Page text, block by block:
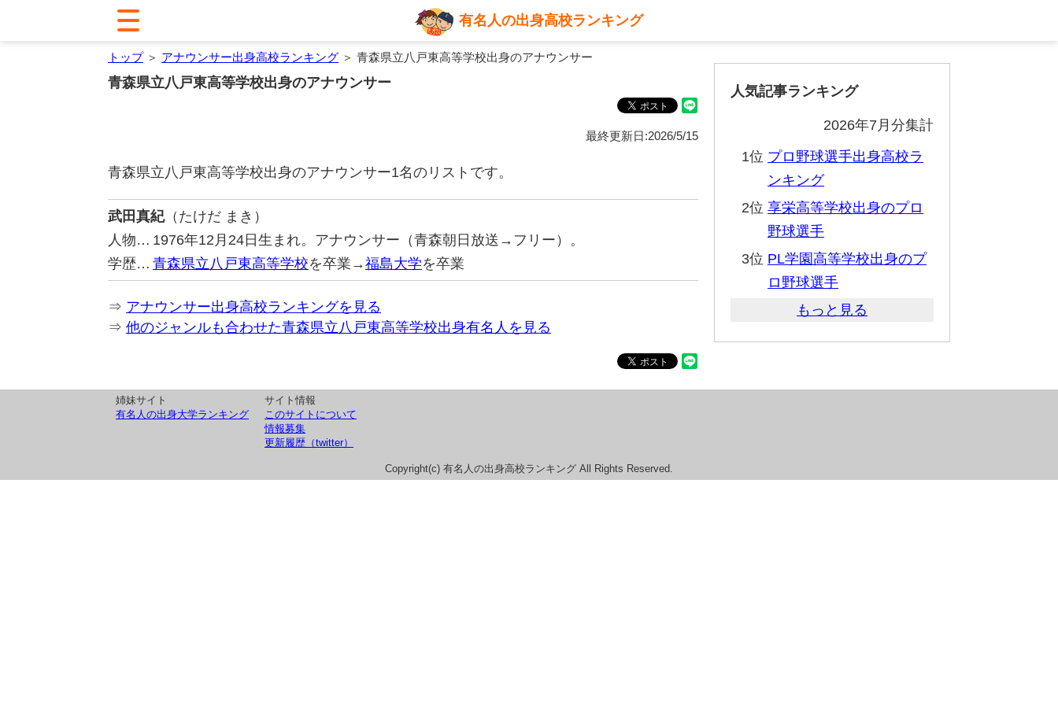
有名人の出身高校ランキング
トップ＞ アナウンサー出身高校ランキング ＞ 青森県立八戸東高等学校出身のアナウンサー
青森県立八戸東高等学校出身のアナウンサー
最終更新日:2026/5/15
青森県立八戸東高等学校出身のアナウンサー1名のリストです。
武田真紀（たけだ まき）
人物… 1976年12月24日生まれ。アナウンサー（青森朝日放送→フリー）。
学歴… 青森県立八戸東高等学校を卒業→福島大学を卒業
⇒ アナウンサー出身高校ランキングを見る
⇒ 他のジャンルも合わせた青森県立八戸東高等学校出身有名人を見る
人気記事ランキング
2026年7月分集計
1位 プロ野球選手出身高校ラ
ンキング
2位 享栄高等学校出身のプロ
野球選手
3位 PL学園高等学校出身のプ
ロ野球選手
もっと見る
姉妹サイト
有名人の出身大学ランキング
サイト情報
このサイトについて
情報募集
更新履歴（twitter）
Copyright(c) 有名人の出身高校ランキング All Rights Reserved.